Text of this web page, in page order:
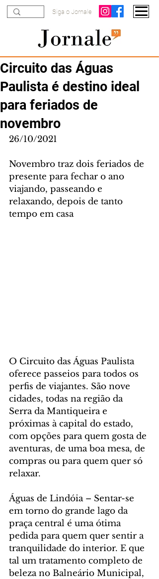
Siga o Jornale
Circuito das Águas
Paulista é destino ideal
para feriados de
novembro
26/10/2021
Novembro traz dois feriados de
presente para fechar o ano
viajando, passeando e
relaxando, depois de tanto
tempo em casa
O Circuito das Águas Paulista
oferece passeios para todos os
perfis de viajantes. São nove
cidades, todas na região da
Serra da Mantiqueira e
próximas à capital do estado,
com opções para quem gosta de
aventuras, de uma boa mesa, de
compras ou para quem quer só
relaxar.
Águas de Lindóia – Sentar-se
em torno do grande lago da
praça central é uma ótima
pedida para quem quer sentir a
tranquilidade do interior. E que
tal um tratamento completo de
beleza no Balneário Municipal,